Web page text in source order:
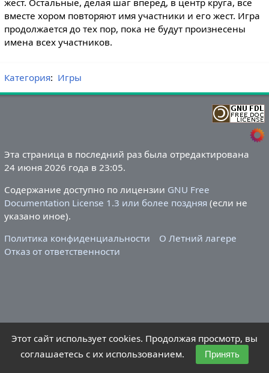
жест. Остальные, делая шаг вперед, в центр круга, все
вместе хором повторяют имя участники и его жест. Игра
продолжается до тех пор, пока не будут произнесены
имена всех участников.
Категория: Игры
Эта страница в последний раз была отредактирована
24 июня 2026 года в 23:05.
Содержание доступно по лицензии GNU Free
Documentation License 1.3 или более поздняя(если не
указано иное).
Политика конфиденциальности
О Летний лагере
Отказ от ответственности
Этот сайт использует cookies. Продолжая просмотр, вы
соглашаетесь с их использованием.
Принять